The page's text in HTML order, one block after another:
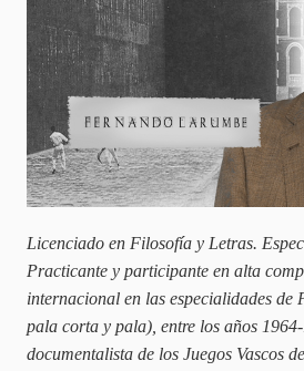
Licenciado en Filosofía y Letras.
Practicante y participante en alta
internacional en las especialidades de
pala corta y pala), entre los años
documentalista de los Juegos Vascos